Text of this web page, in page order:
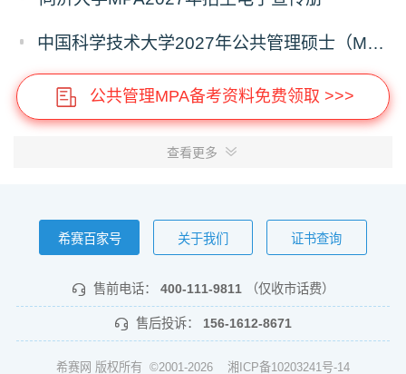
中国科学技术大学2027年公共管理硕士（MPA）专业学位研究生招生通知
公共管理MPA备考资料免费领取 >>>
查看更多
希赛百家号 关于我们 证书查询
售前电话： 400-111-9811 （仅收市话费）
售后投诉： 156-1612-8671
希赛网 版权所有 ©2001-2026 湘ICP备10203241号-14